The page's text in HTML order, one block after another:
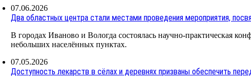
07.06.2026
Два областных центра стали местами проведения мероприятия,
В городах Иваново и Вологда состоялась научно-практическая
небольших населённых пунктах.
07.05.2026
Доступность лекарств в сёлах и деревнях призваны обеспечить